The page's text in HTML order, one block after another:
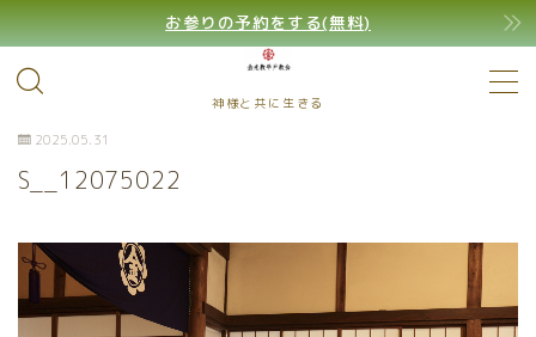
お参りの予約をする(無料)
神様と共に生きる
MENU
2025.05.31
S__12075022